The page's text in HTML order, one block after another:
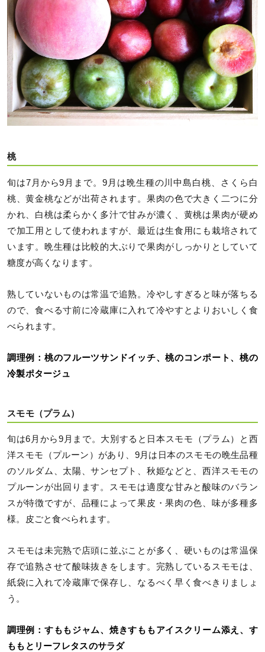
桃
旬は7月から9月まで。9月は晩生種の川中島白桃、さくら白
桃、黄金桃などが出荷されます。果肉の色で大きく二つに分
かれ、白桃は柔らかく多汁で甘みが濃く、黄桃は果肉が硬め
で加工用として使われますが、最近は生食用にも栽培されて
います。晩生種は比較的大ぶりで果肉がしっかりとしていて
糖度が高くなります。
熟していないものは常温で追熟。冷やしすぎると味が落ちる
ので、食べる寸前に冷蔵庫に入れて冷やすとよりおいしく食
べられます。
調理例：桃のフルーツサンドイッチ、桃のコンポート、桃の
冷製ポタージュ
スモモ（プラム）
旬は6月から9月まで。大別すると日本スモモ（プラム）と西
洋スモモ（プルーン）があり、9月は日本のスモモの晩生品種
のソルダム、太陽、サンセプト、秋姫などと、西洋スモモの
プルーンが出回ります。スモモは適度な甘みと酸味のバラン
スが特徴ですが、品種によって果皮・果肉の色、味が多種多
様。皮ごと食べられます。
スモモは未完熟で店頭に並ぶことが多く、硬いものは常温保
存で追熟させて酸味抜きをします。完熟しているスモモは、
紙袋に入れて冷蔵庫で保存し、なるべく早く食べきりましょ
う。
調理例：すももジャム、焼きすももアイスクリーム添え、す
ももとリーフレタスのサラダ